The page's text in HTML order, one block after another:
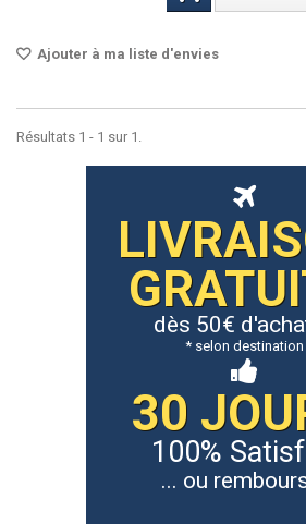
Ajouter à ma liste d'envies
Résultats 1 - 1 sur 1.
dès 50€
* selon destination
30
100%
... ou